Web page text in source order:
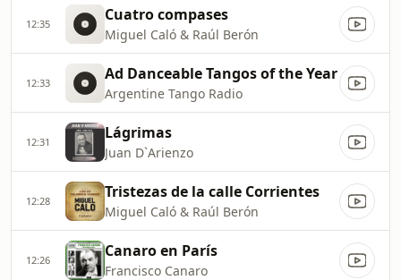
12:35 Cuatro compases
Miguel Caló & Raúl Berón
12:33 Ad Danceable Tangos of the Year
Argentine Tango Radio
12:31 Lágrimas
Juan D`Arienzo
12:28 Tristezas de la calle Corrientes
Miguel Caló & Raúl Berón
12:26 Canaro en París
Francisco Canaro